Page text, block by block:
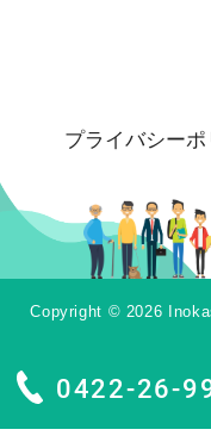
0422-26-
プライバシーポ
Copyright © 2026